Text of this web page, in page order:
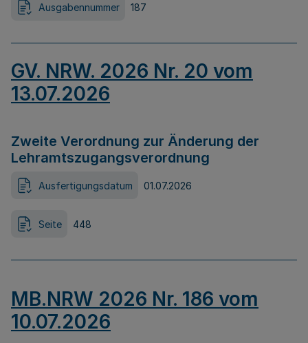
Ausgabennummer 187
GV. NRW. 2026 Nr. 20 vom
13.07.2026
Zweite Verordnung zur Änderung der
Lehramtszugangsverordnung
Ausfertigungsdatum 01.07.2026
Seite 448
MB.NRW 2026 Nr. 186 vom
10.07.2026